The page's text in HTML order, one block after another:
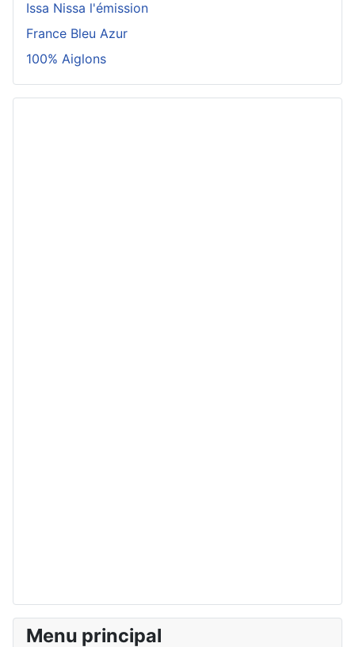
Issa Nissa l'émission
France Bleu Azur
100% Aiglons
Menu principal